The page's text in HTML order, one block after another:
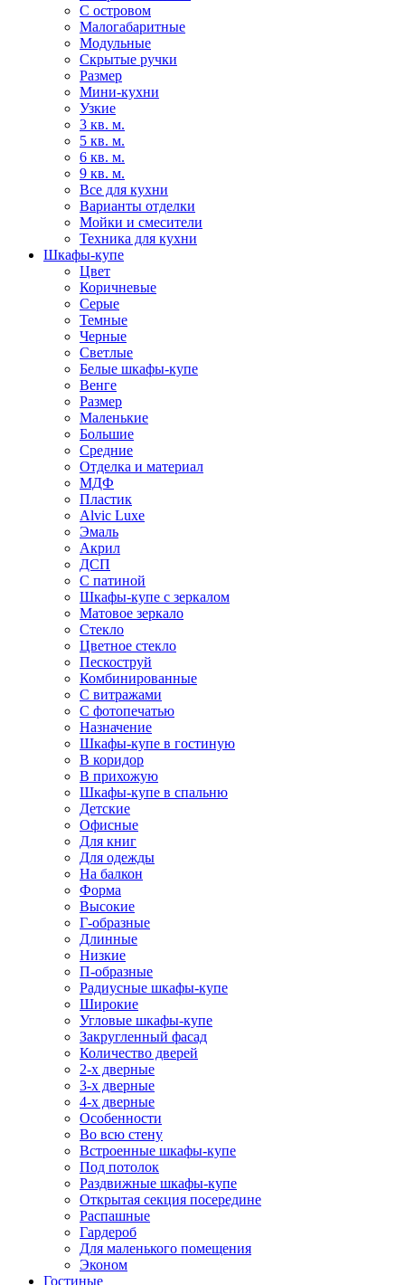
С островом
Малогабаритные
Модульные
Скрытые ручки
Размер
Мини-кухни
Узкие
3 кв. м.
5 кв. м.
6 кв. м.
9 кв. м.
Все для кухни
Варианты отделки
Мойки и смесители
Техника для кухни
Шкафы-купе
Цвет
Коричневые
Серые
Темные
Черные
Светлые
Белые шкафы-купе
Венге
Размер
Маленькие
Большие
Средние
Отделка и материал
МДФ
Пластик
Alvic Luxe
Эмаль
Акрил
ДСП
С патиной
Шкафы-купе с зеркалом
Матовое зеркало
Стекло
Цветное стекло
Пескоструй
Комбинированные
С витражами
С фотопечатью
Назначение
Шкафы-купе в гостиную
В коридор
В прихожую
Шкафы-купе в спальню
Детские
Офисные
Для книг
Для одежды
На балкон
Форма
Высокие
Г-образные
Длинные
Низкие
П-образные
Радиусные шкафы-купе
Широкие
Угловые шкафы-купе
Закругленный фасад
Количество дверей
2-х дверные
3-х дверные
4-х дверные
Особенности
Во всю стену
Встроенные шкафы-купе
Под потолок
Раздвижные шкафы-купе
Открытая секция посередине
Распашные
Гардероб
Для маленького помещения
Эконом
Гостиные